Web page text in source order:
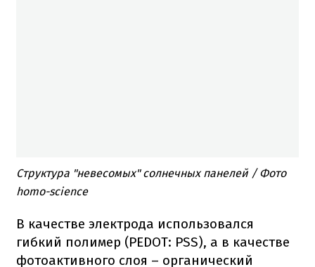
Структура "невесомых" солнечных панелей / Фото
homo-science
В качестве электрода использовался
гибкий полимер (PEDOT: PSS), а в качестве
фотоактивного слоя – органический